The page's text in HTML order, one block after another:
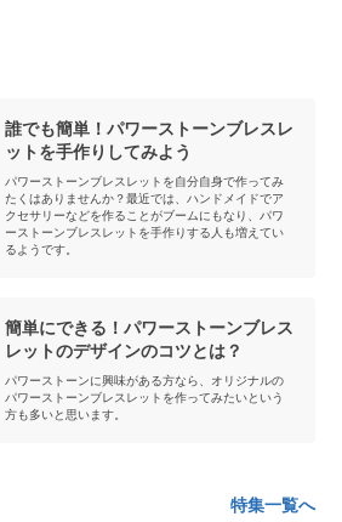
誰でも簡単！パワーストーンブレスレ
ットを手作りしてみよう
パワーストーンブレスレットを自分自身で作ってみ
たくはありませんか？最近では、ハンドメイドでア
クセサリーなどを作ることがブームにもなり、パワ
ーストーンブレスレットを手作りする人も増えてい
るようです。
簡単にできる！パワーストーンブレス
レットのデザインのコツとは？
パワーストーンに興味がある方なら、オリジナルの
パワーストーンブレスレットを作ってみたいという
方も多いと思います。
特集一覧へ